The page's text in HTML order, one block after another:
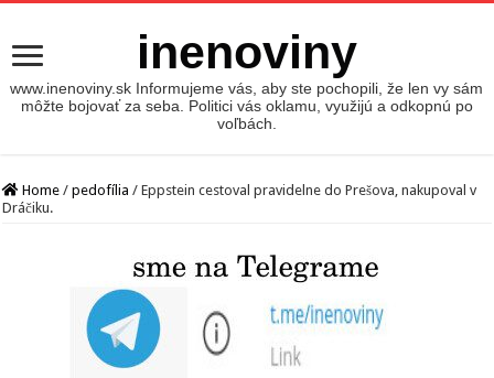
inenoviny
www.inenoviny.sk Informujeme vás, aby ste pochopili, že len vy sám
môžte bojovať za seba. Politici vás oklamu, využijú a odkopnú po
voľbách.
Home / pedofília / Eppstein cestoval pravidelne do Prešova, nakupoval v
Dráčiku.